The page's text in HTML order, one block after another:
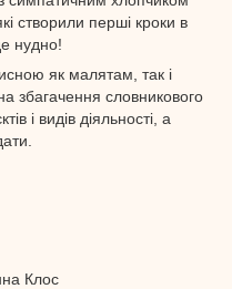
створили перші кроки в
нудно!
як малятам, так і
збагачення словникового
і видів діяльності, а
Клос